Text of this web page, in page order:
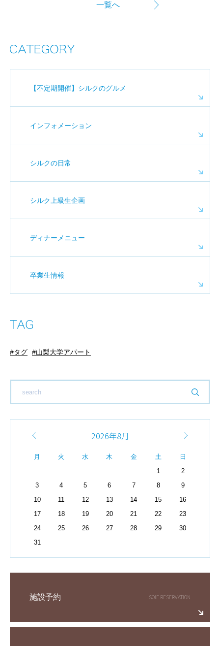
一覧へ
【不定期開催】シルクのグルメ
インフォメーション
シルクの日常
シルク上級生企画
ディナーメニュー
卒業生情報
タグ 山梨大学アパート
2026年8月
月 火 水 木 金 土
日
1
2
3
4 5 6 7 8
9
10
11 12 13 14 15
16
17
18 19 20 21 22
23
24
25 26 27 28 29
30
31
施設予約